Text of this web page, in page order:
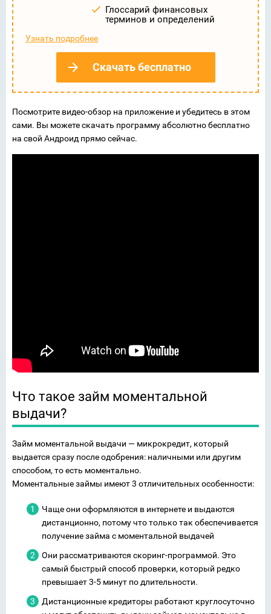
Глоссарий финансовых
терминов и определений
Узнать подробнее
Скачать бесплатно
Посмотрите видео-обзор на приложение и убедитесь в этом
сами. Вы можете скачать программу абсолютно бесплатно
на свой Андроид прямо сейчас.
Что такое займ моментальной
выдачи?
Займ моментальной выдачи — микрокредит, который
выдается сразу после одобрения: наличными или другим
способом, то есть моментально.
Моментальные займы имеют 3 отличительных особенности:
Чаще они оформляются в интернете и выдаются
дистанционно, потому что только так обеспечивается
получение займа с моментальной выдачей
Они рассматриваются скоринг-программой. Это
самый быстрый способ проверки, который редко
превышает 3-5 минут по длительности.
Дистанционные кредиторы работают круглосуточно